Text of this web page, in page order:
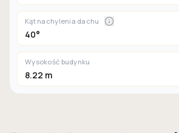
Kąt nachylenia dachu
40°
Wysokość budynku
8.22 m